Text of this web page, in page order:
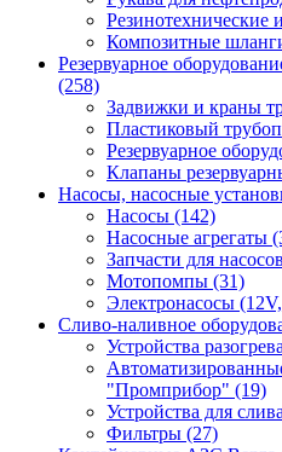
Резинотехнические
Композитные
Резервуарное
(258)
Задвижки и краны
Пластиковый
Резервуарное
Клапаны
Насосы, насосные
Насосы (142)
Насосные агрегаты
Запчасти для
Мотопомпы (31)
Электронасосы
Сливо-наливное
Устройства
"Промприбор" (19)
Устройства для
Фильтры (27)